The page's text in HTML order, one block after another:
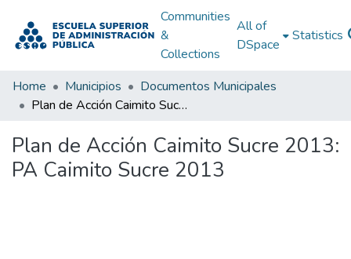
Communities
&
Collections
All of
DSpace
Statistics
Home Municipios
Documentos Municipales
Plan de Acción Caimito Sucre 2013: PA Caimito Sucre 2013
Plan de Acción Caimito Sucre 2013:
PA Caimito Sucre 2013